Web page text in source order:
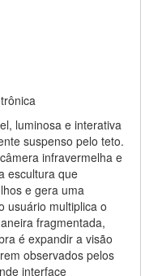
luminosa e interativa
suspenso pelo teto.
infravermelha e
escultura que
e gera uma
usuário multiplica o
fragmentada,
é expandir a visão
observados pelos
interface